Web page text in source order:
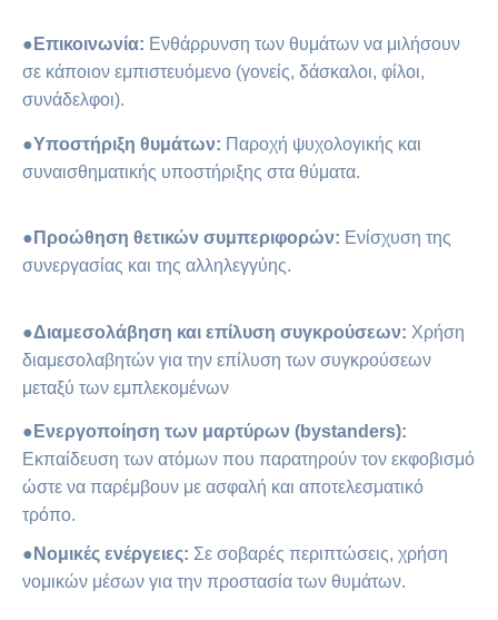
●Επικοινωνία: Ενθάρρυνση των θυμάτων να μιλήσουν
σε κάποιον εμπιστευόμενο (γονείς, δάσκαλοι, φίλοι,
συνάδελφοι).
●Υποστήριξη θυμάτων: Παροχή ψυχολογικής και
συναισθηματικής υποστήριξης στα θύματα.
● Προώθηση θετικών συμπεριφορών: Ενίσχυση της
συνεργασίας και της αλληλεγγύης.
●Διαμεσολάβηση και επίλυση συγκρούσεων: Χρήση
διαμεσολαβητών για την επίλυση των συγκρούσεων
μεταξύ των εμπλεκομένων
● Ενεργοποίηση των μαρτύρων (bystanders):
Εκπαίδευση των ατόμων που παρατηρούν τον εκφοβισμό
ώστε να παρέμβουν με ασφαλή και αποτελεσματικό
τρόπο.
● Νομικές ενέργειες: Σε σοβαρές περιπτώσεις, χρήση
νομικών μέσων για την προστασία των θυμάτων.